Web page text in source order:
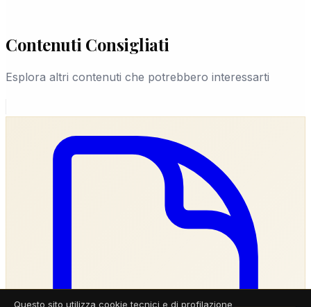
Contenuti Consigliati
Esplora altri contenuti che potrebbero interessarti
Questo sito utilizza cookie tecnici e di profilazione